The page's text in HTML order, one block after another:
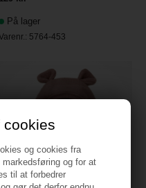
cookies
og cookies fra
og for at
til at forbedrer
På lager
5764-453